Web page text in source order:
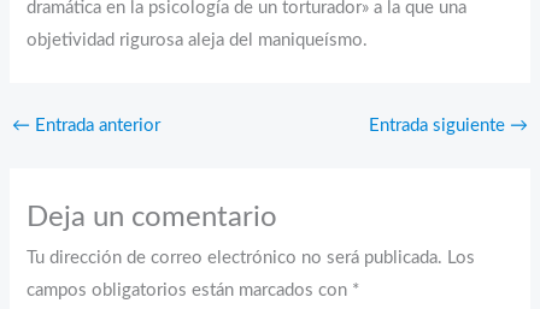
dramática en la psicología de un torturador» a la que una
objetividad rigurosa aleja del maniqueísmo.
← Entrada anterior Entrada siguiente →
Deja un comentario
Tu dirección de correo electrónico no será publicada. Los
campos obligatorios están marcados con *